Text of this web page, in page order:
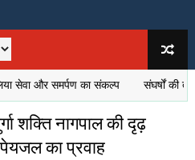
और समर्पण का संकल्प संघर्षों की तपिश से
शक्ति नागपाल की दृढ़
का प्रवाह